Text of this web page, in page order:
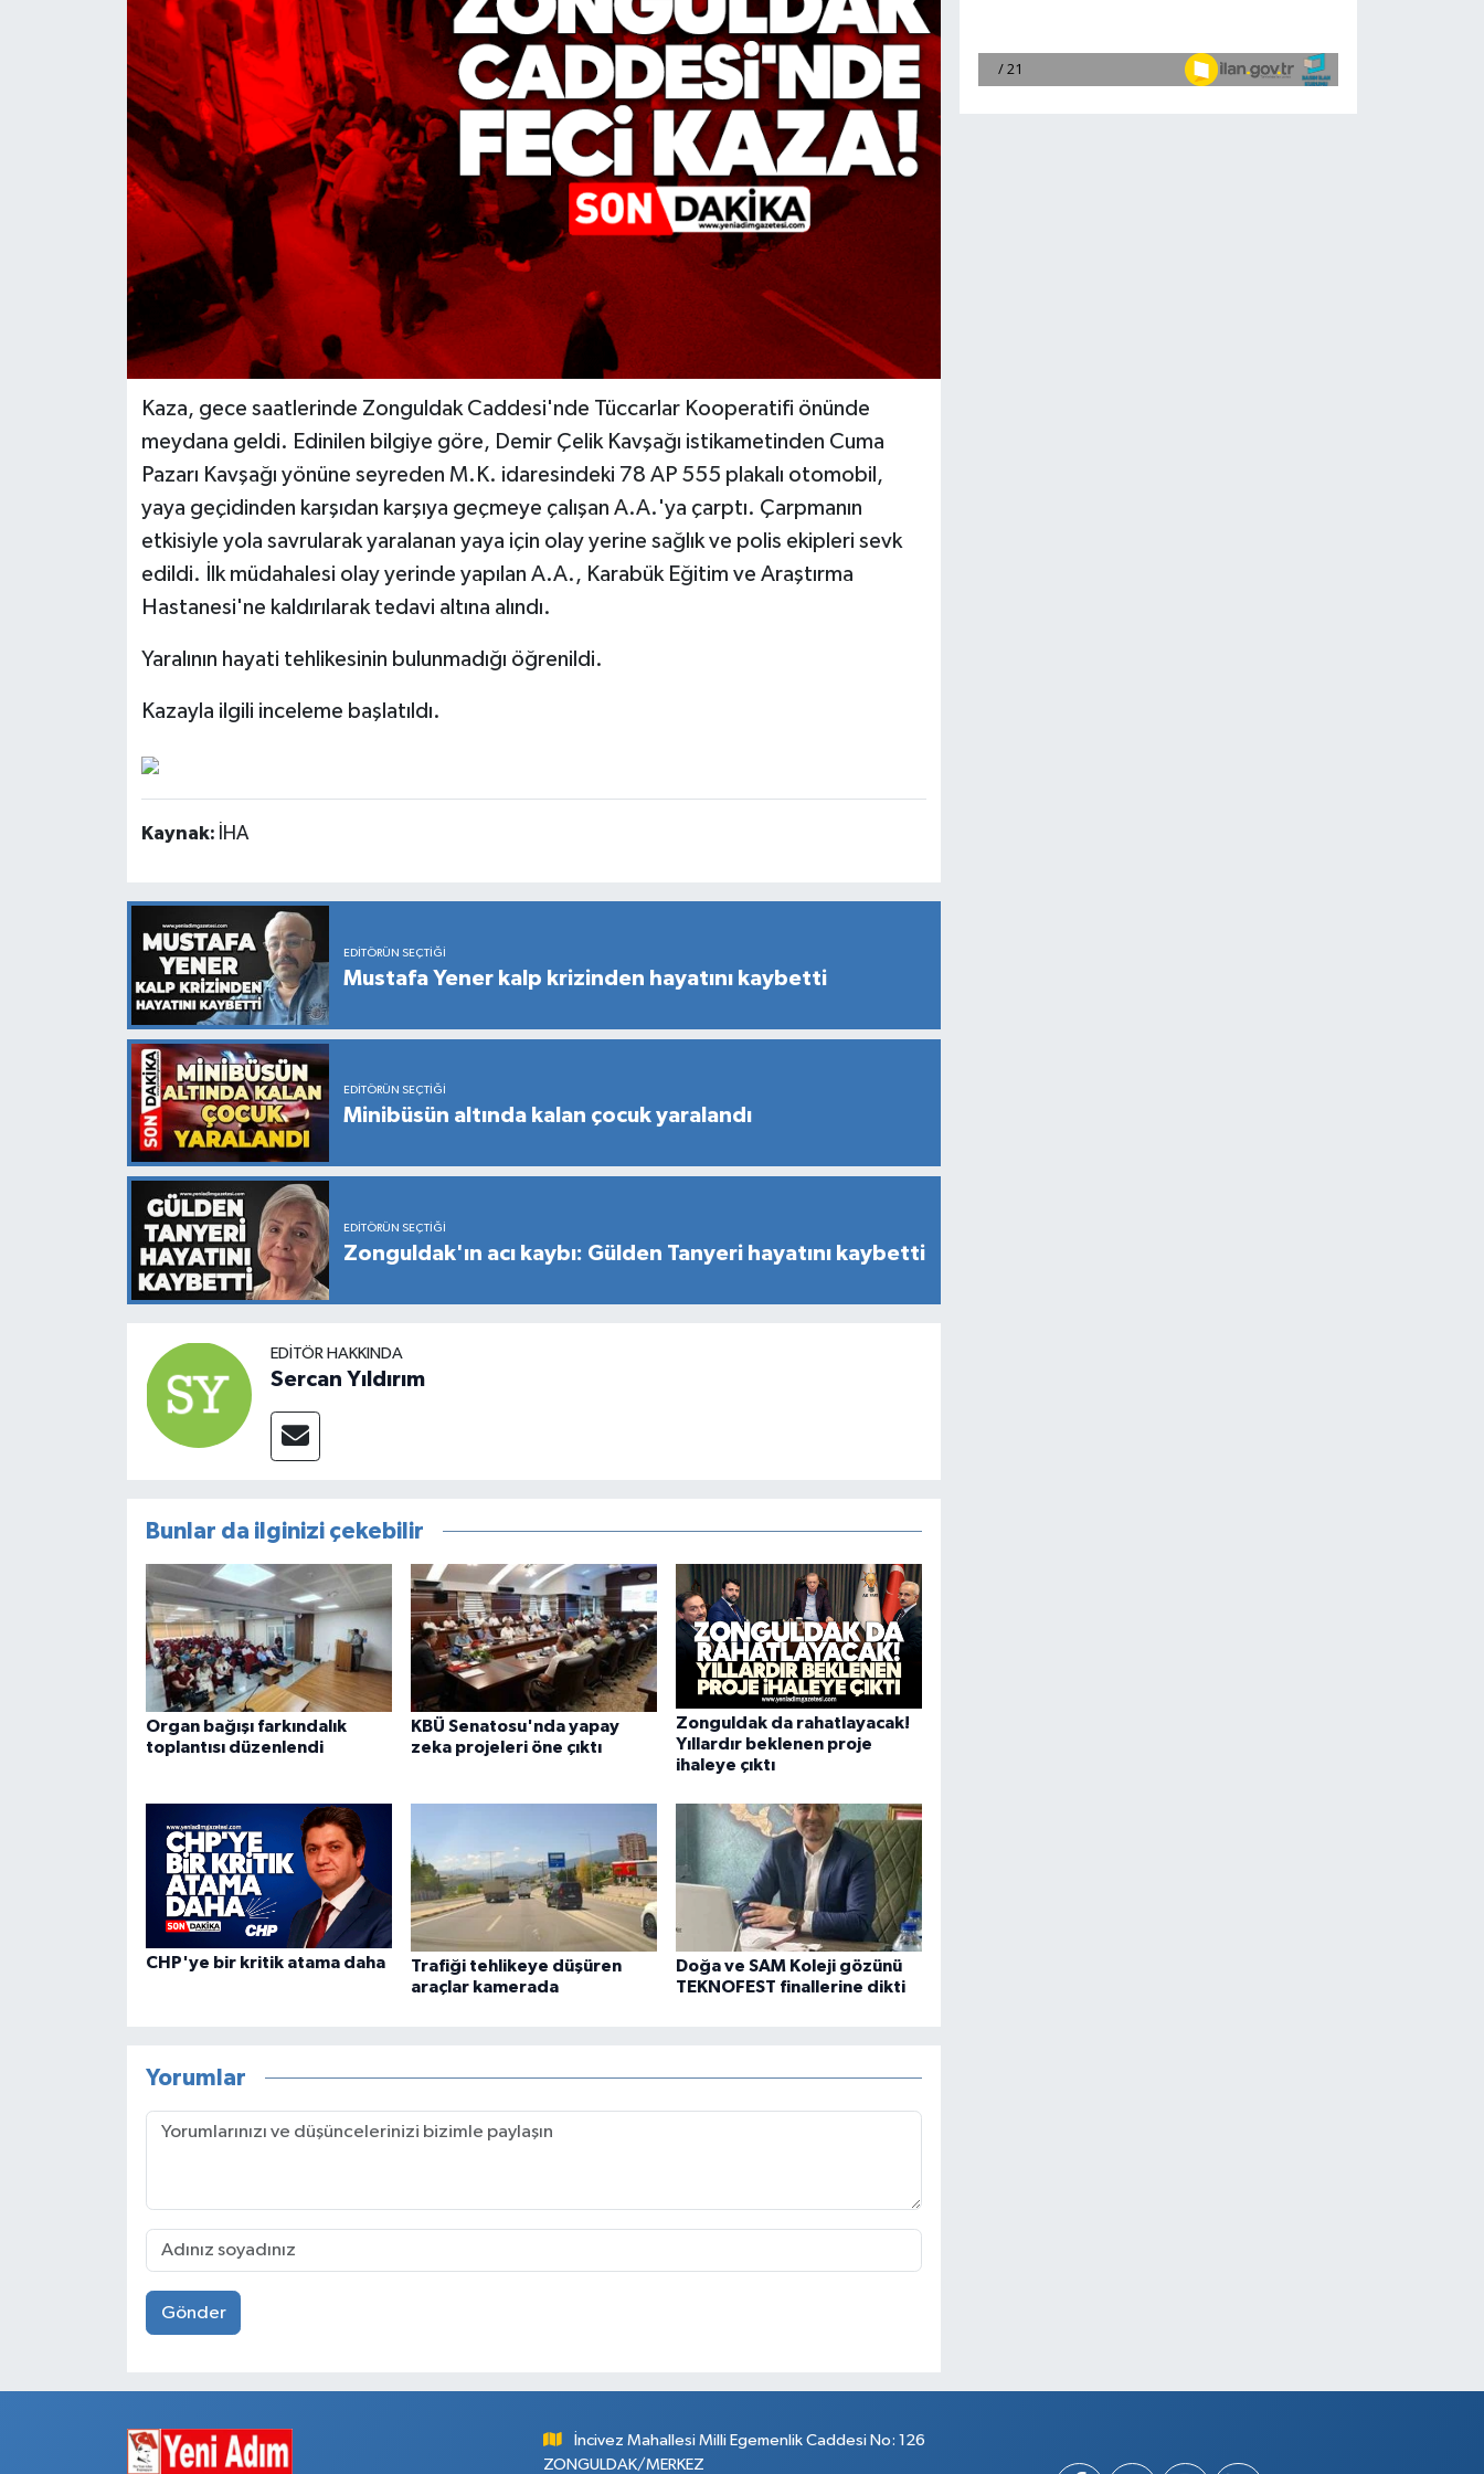
Kaza, gece saatlerinde Zonguldak Caddesi'nde Tüccarlar Kooperatifi önünde
meydana geldi. Edinilen bilgiye göre, Demir Çelik Kavşağı istikametinden Cuma
Pazarı Kavşağı yönüne seyreden M.K. idaresindeki 78 AP 555 plakalı otomobil,
yaya geçidinden karşıdan karşıya geçmeye çalışan A.A.'ya çarptı. Çarpmanın
etkisiyle yola savrularak yaralanan yaya için olay yerine sağlık ve polis ekipleri sevk
edildi. İlk müdahalesi olay yerinde yapılan A.A., Karabük Eğitim ve Araştırma
Hastanesi'ne kaldırılarak tedavi altına alındı.
Yaralının hayati tehlikesinin bulunmadığı öğrenildi.
Kazayla ilgili inceleme başlatıldı.
Kaynak: İHA
EDITÖRÜN SEÇTIĞI
Mustafa Yener kalp krizinden hayatını kaybetti
EDITÖRÜN SEÇTIĞI
Minibüsün altında kalan çocuk yaralandı
EDITÖRÜN SEÇTIĞI
Zonguldak'ın acı kaybı: Gülden Tanyeri hayatını kaybetti
EDITÖR HAKKINDA
Sercan Yıldırım
Bunlar da ilginizi çekebilir
Organ bağışı farkındalık
toplantısı düzenlendi
KBÜ Senatosu'nda yapay
zeka projeleri öne çıktı
Zonguldak da rahatlayacak!
Yıllardır beklenen proje
ihaleye çıktı
CHP'ye bir kritik atama daha
Trafiği tehlikeye düşüren
araçlar kamerada
Doğa ve SAM Koleji gözünü
TEKNOFEST finallerine dikti
Yorumlar
Gönder
İncivez Mahallesi Milli Egemenlik Caddesi No: 126
ZONGULDAK/MERKEZ
RESMİ İLAN